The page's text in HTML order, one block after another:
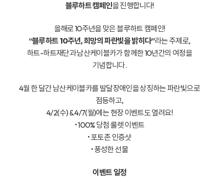
블루하트 캠페인을 진행합니다!
올해로 10주년을 맞은 블루하트 캠페인!
“블루하트 10주년, 희망의 파란빛을 밝히다”라는 주제로,
하트-하트재단과 남산케이블카가 함께한 10년간의 여정을
기념합니다.
4월 한 달간 남산케이블카를 발달장애인을 상징하는 파란빛으로
점등하고,
4/2(수) & 4/7(월)에는 현장 이벤트도 열려요!
• 100% 당첨 룰렛 이벤트
• 포토존 인증샷
• 풍성한 선물
이벤트 일정